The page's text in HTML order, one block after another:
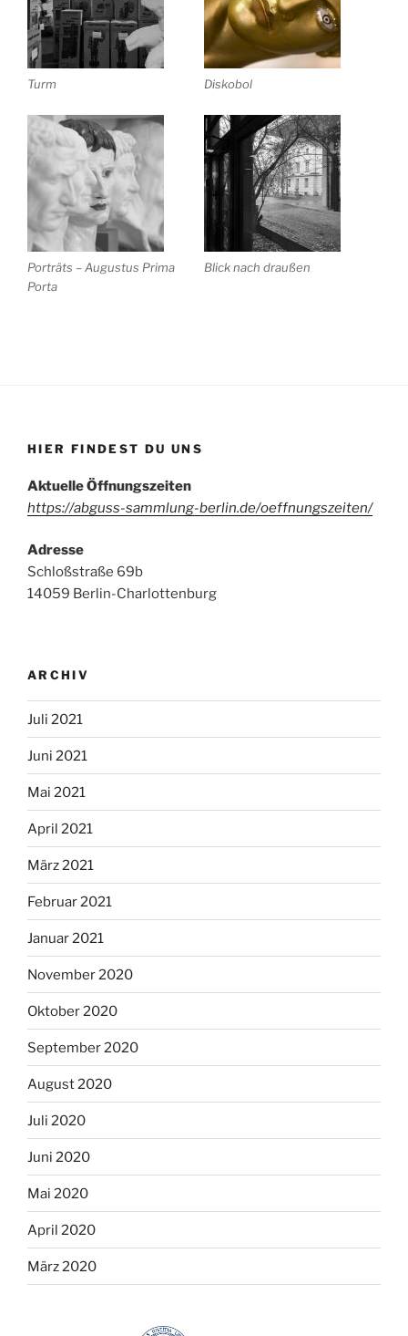
Turm Diskobol
Porträts – Augustus Prima
Porta
Blick nach draußen
HIER FINDEST DU UNS
Aktuelle Öffnungszeiten
https://abguss-sammlung-berlin.de/oeffnungszeiten/
Adresse
Schloßstraße 69b
14059 Berlin-Charlottenburg
ARCHIV
Juli 2021
Juni 2021
Mai 2021
April 2021
März 2021
Februar 2021
Januar 2021
November 2020
Oktober 2020
September 2020
August 2020
Juli 2020
Juni 2020
Mai 2020
April 2020
März 2020